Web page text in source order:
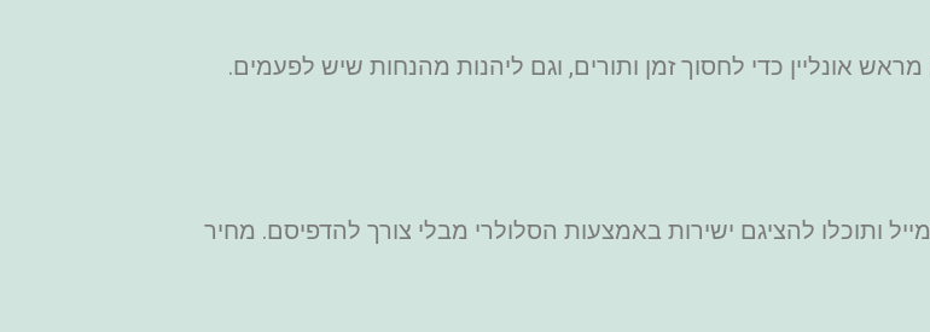
ותוכלו להציגם ישירות באמצעות הסלולרי מבלי צורך להדפיסם. מחיר